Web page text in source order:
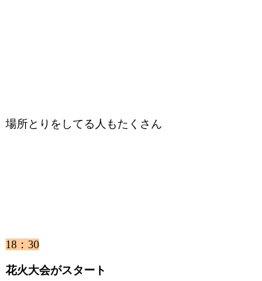
場所とりをしてる人もたくさん
18：30
花火大会がスタート